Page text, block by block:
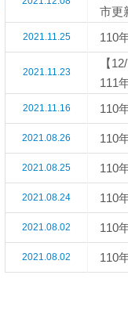
市更
2021.11.25 110
2021.11.23
【
111
2021.11.16 110
2021.08.26 110
2021.08.25 110
2021.08.24 110
2021.08.02 110
2021.08.02 110